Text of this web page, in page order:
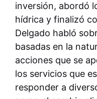
inversión, abordó
hídrica y finalizó
Delgado habló
basadas en la
acciones que se
los servicios que
responder a